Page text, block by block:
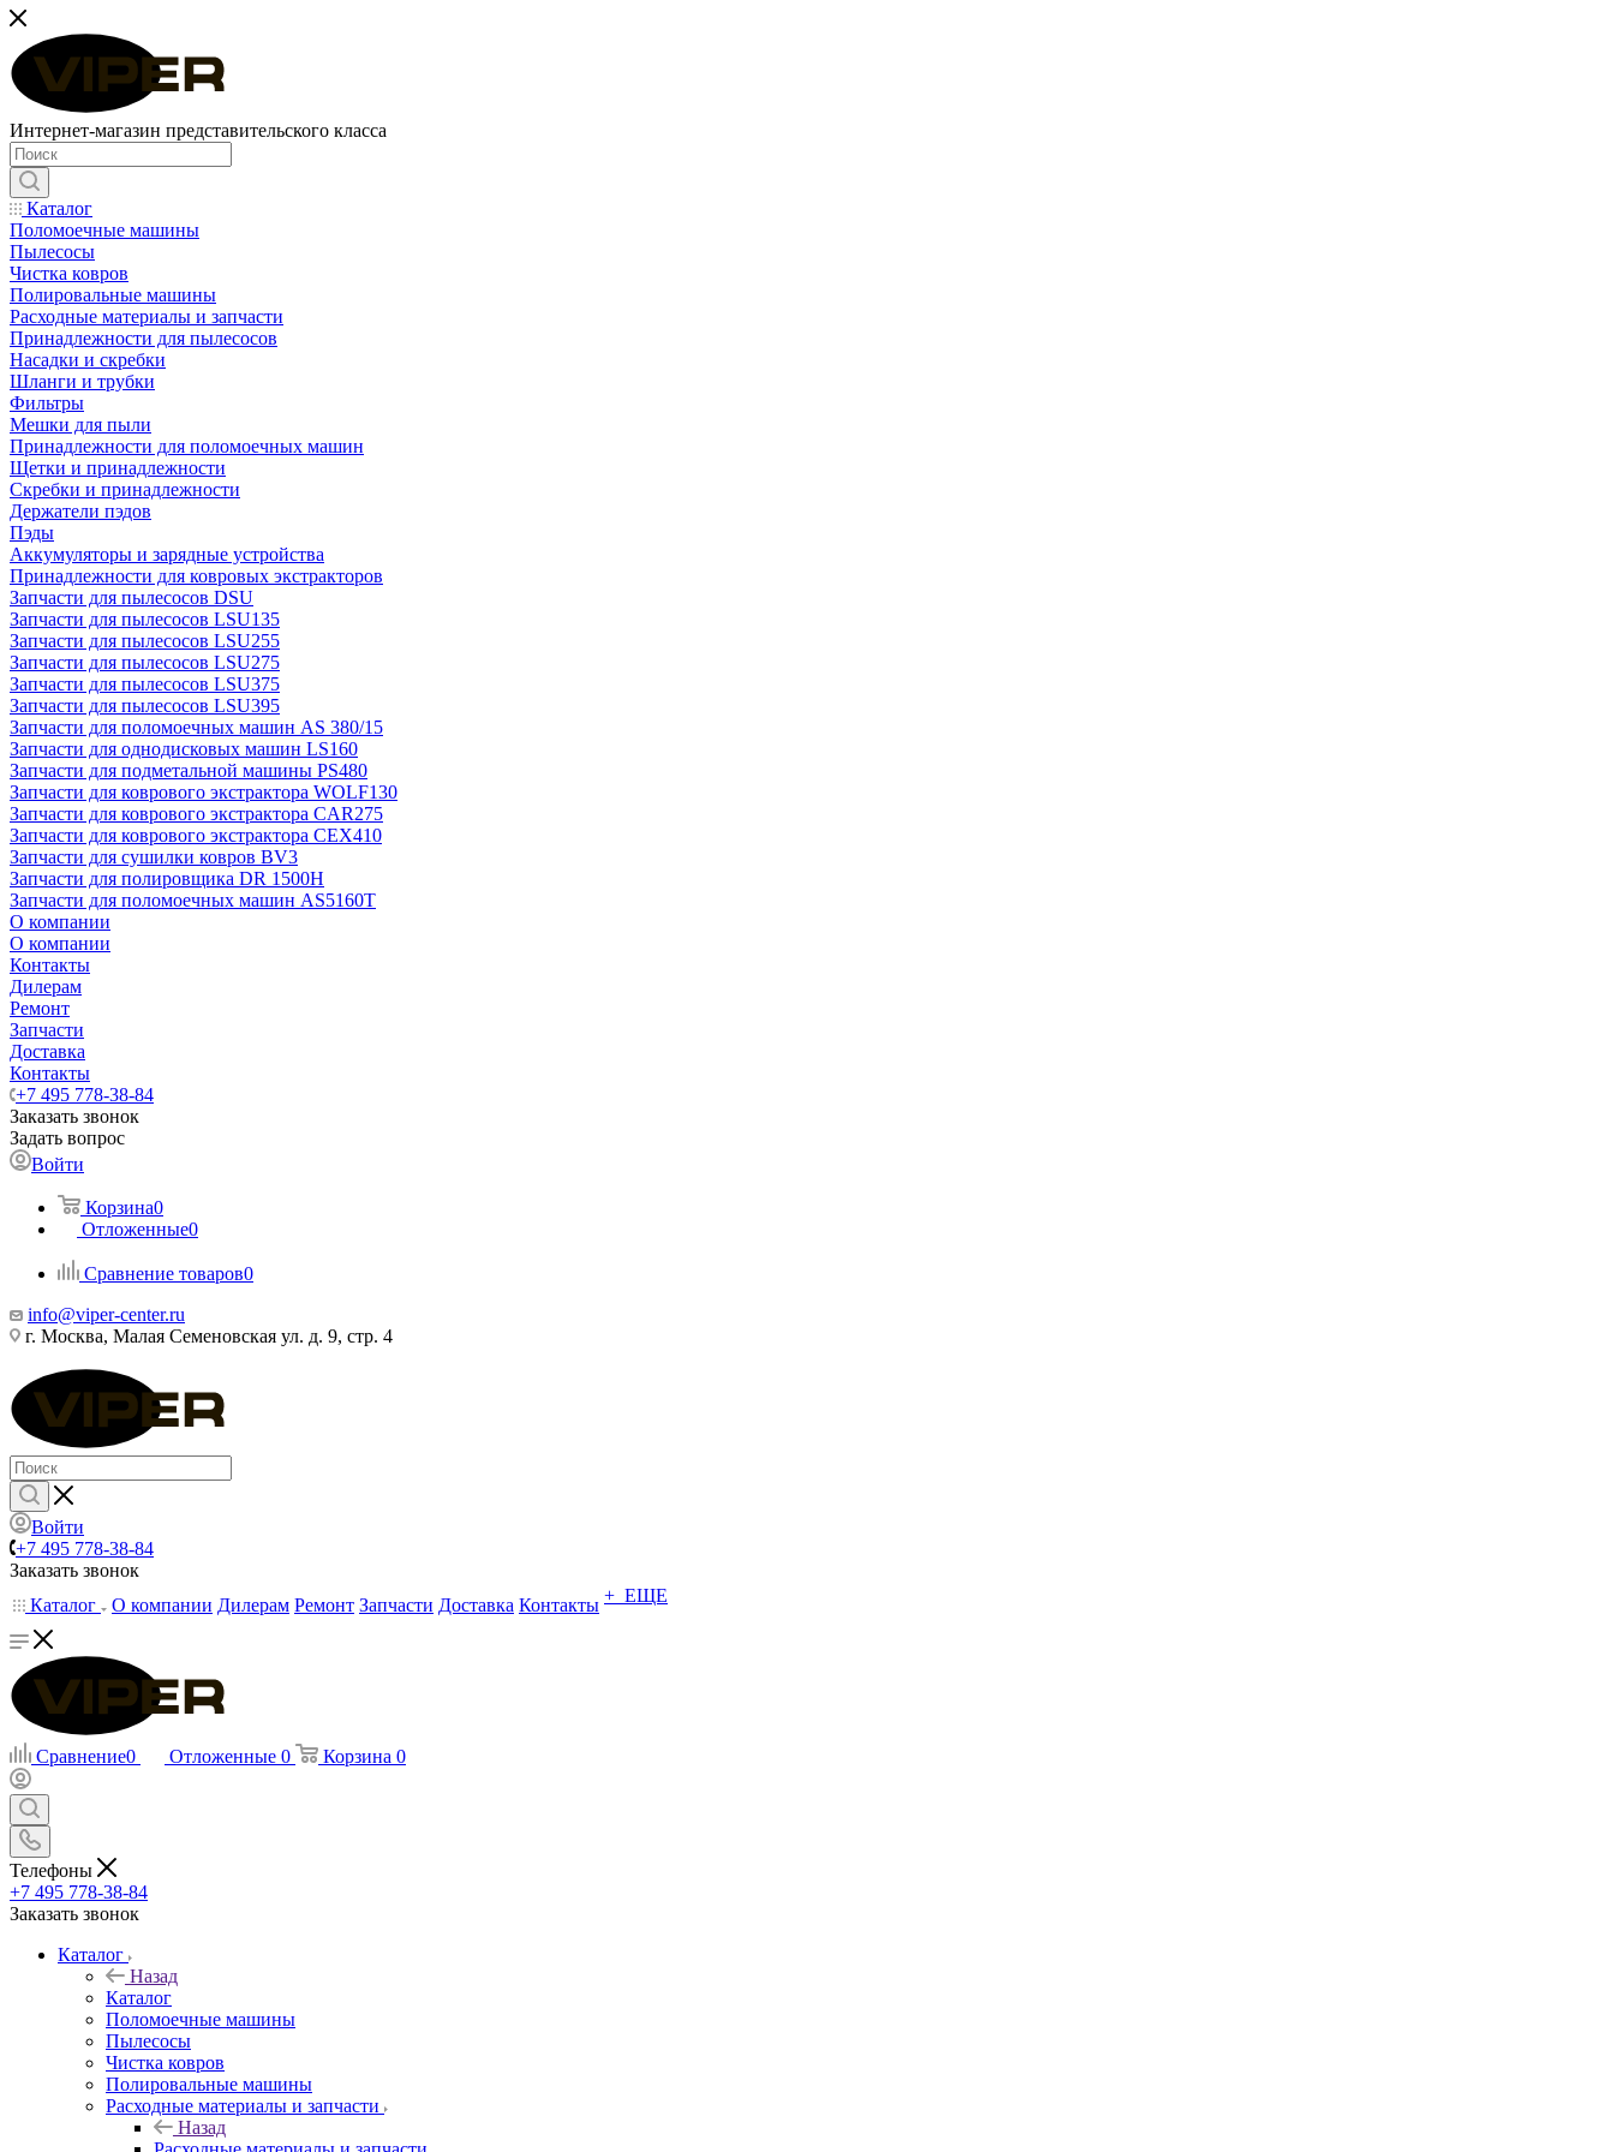
Интернет-магазин представительского класса
Каталог
Поломоечные машины
Пылесосы
Чистка ковров
Полировальные машины
Расходные материалы и запчасти
Принадлежности для пылесосов
Насадки и скребки
Шланги и трубки
Фильтры
Мешки для пыли
Принадлежности для поломоечных машин
Щетки и принадлежности
Скребки и принадлежности
Держатели пэдов
Пэды
Аккумуляторы и зарядные устройства
Принадлежности для ковровых экстракторов
Запчасти для пылесосов DSU
Запчасти для пылесосов LSU135
Запчасти для пылесосов LSU255
Запчасти для пылесосов LSU275
Запчасти для пылесосов LSU375
Запчасти для пылесосов LSU395
Запчасти для поломоечных машин AS 380/15
Запчасти для однодисковых машин LS160
Запчасти для подметальной машины PS480
Запчасти для коврового экстрактора WOLF130
Запчасти для коврового экстрактора CAR275
Запчасти для коврового экстрактора CEX410
Запчасти для сушилки ковров BV3
Запчасти для полировщика DR 1500H
Запчасти для поломоечных машин AS5160T
О компании
О компании
Контакты
Дилерам
Ремонт
Запчасти
Доставка
Контакты
+7 495 778-38-84
Заказать звонок
Задать вопрос
Войти
Корзина0
Отложенные0
Сравнение товаров0
info@viper-center.ru
г. Москва, Малая Семеновская ул. д. 9, стр. 4
Войти
+7 495 778-38-84
Заказать звонок
Каталог
О компании Дилерам Ремонт Запчасти Доставка Контакты + ЕЩЕ
Сравнение0 Отложенные 0 Корзина 0
Телефоны
+7 495 778-38-84
Заказать звонок
Каталог
Назад
Каталог
Поломоечные машины
Пылесосы
Чистка ковров
Полировальные машины
Расходные материалы и запчасти
Назад